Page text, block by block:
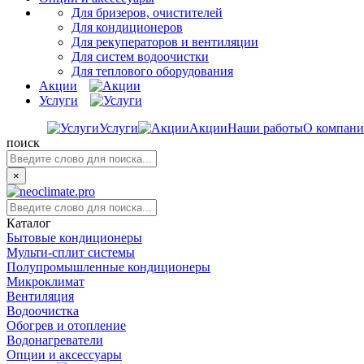
Для бризеров, очистителей
Для кондиционеров
Для рекуператоров и вентиляции
Для систем водоочистки
Для теплового оборудования
Акции
Услуги
Услуги
АкцииНаши работыО
поиск
×
Каталог
Бытовые кондиционеры
Мульти-сплит системы
Полупромышленные кондиционеры
Микроклимат
Вентиляция
Водоочистка
Обогрев и отопление
Водонагреватели
Опции и аксессуары